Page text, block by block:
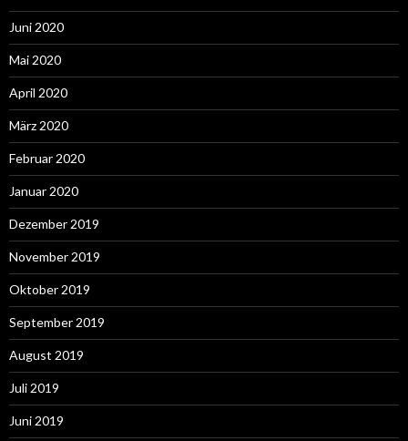
Juni 2020
Mai 2020
April 2020
März 2020
Februar 2020
Januar 2020
Dezember 2019
November 2019
Oktober 2019
September 2019
August 2019
Juli 2019
Juni 2019